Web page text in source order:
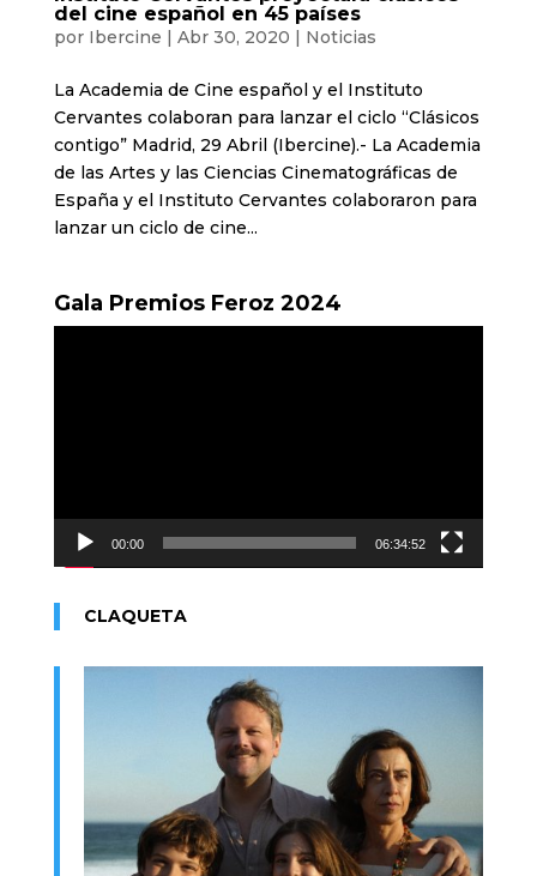
del cine español en 45 países
por Ibercine | Abr 30, 2020 | Noticias
La Academia de Cine español y el Instituto
Cervantes colaboran para lanzar el ciclo “Clásicos
contigo” Madrid, 29 Abril (Ibercine).- La Academia
de las Artes y las Ciencias Cinematográficas de
España y el Instituto Cervantes colaboraron para
lanzar un ciclo de cine...
Gala Premios Feroz 2024
00:00 06:34:52
CLAQUETA